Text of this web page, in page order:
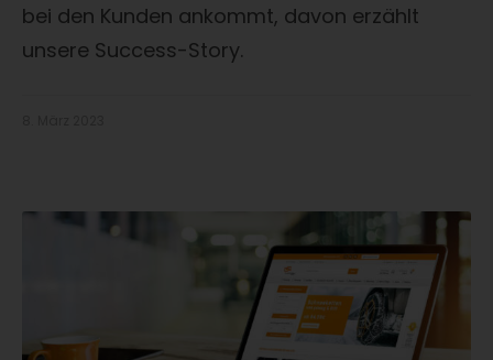
bei den Kunden ankommt, davon erzählt
unsere Success-Story.